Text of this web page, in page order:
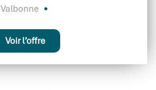
Valbonne
Voir l’offre